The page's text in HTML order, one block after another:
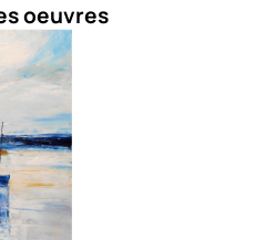
avec son certificat
signé par
elle atteste de son
et de sa valeur.
œuvre magistrale, à la
musicale et
qui fait du
le cœur battant d’une
de vie et de couleur.
oeuvres